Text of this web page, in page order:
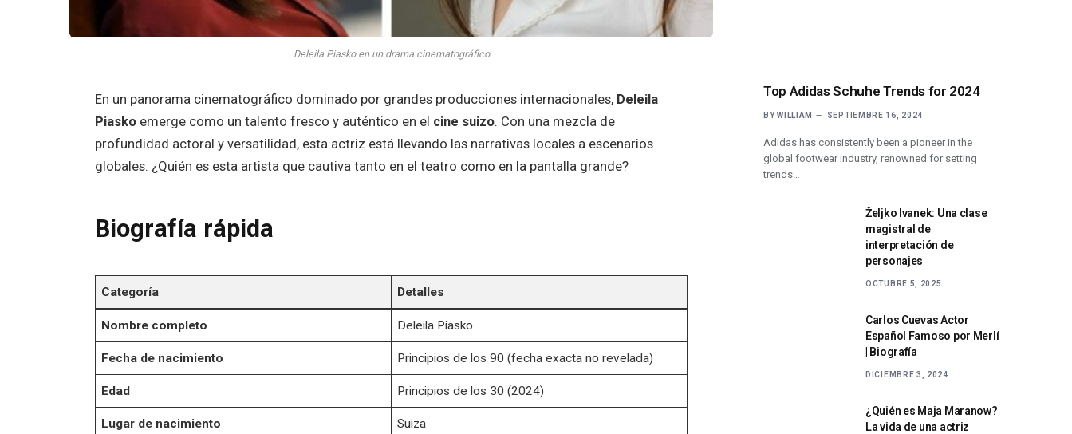
Deleila Piasko en un drama cinematográfico
En un panorama cinematográfico dominado por grandes producciones internacionales, Deleila
Piaskoemerge como un talento fresco y auténtico en el cine suizo. Con una mezcla de
profundidad actoral y versatilidad, esta actriz está llevando las narrativas locales a escenarios
globales. ¿Quién es esta artista que cautiva tanto en el teatro como en la pantalla grande?
Biografía rápida
Categoría Detalles
Nombre completo Deleila Piasko
Fecha de nacimiento Principios de los 90 (fecha exacta no revelada)
Edad Principios de los 30 (2024)
Lugar de nacimiento Suiza
Top Adidas Schuhe Trends for 2024
BY WILLIAM SEPTIEMBRE 16, 2024
Adidas has consistently been a pioneer in the
global footwear industry, renowned for setting
trends…
Željko Ivanek: Una clase
magistral de
interpretación de
personajes
OCTUBRE 5, 2025
Carlos Cuevas Actor
Español Famoso por Merlí
| Biografía
DICIEMBRE 3, 2024
¿Quién es Maja Maranow?
La vida de una actriz